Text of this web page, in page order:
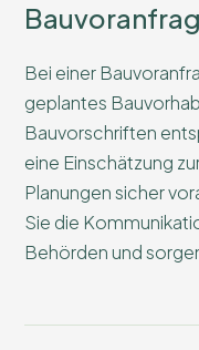
Bei einer
geplantes
Bauvorschriften
eine Einschätzung
Planungen sicher
Sie die
Behörden und